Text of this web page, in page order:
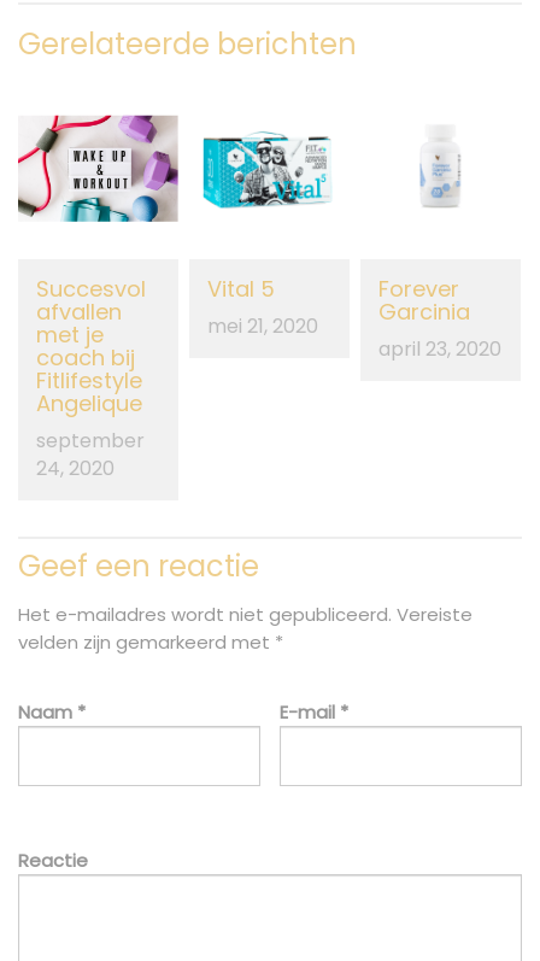
Gerelateerde berichten
Succesvol
afvallen
met je
coach bij
Fitlifestyle
Angelique
september
24, 2020
Vital 5
mei 21, 2020
Forever
Garcinia
april 23, 2020
Geef een reactie
Het e-mailadres wordt niet gepubliceerd. Vereiste
velden zijn gemarkeerd met *
Naam * E-mail *
Reactie